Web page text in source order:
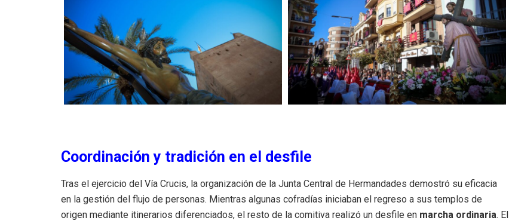
Coordinación y tradición en el desfile
Tras el ejercicio del Vía Crucis, la organización de la Junta Central de Hermandades demostró su eficacia
en la gestión del flujo de personas. Mientras algunas cofradías iniciaban el regreso a sus templos de
origen mediante itinerarios diferenciados, el resto de la comitiva realizó un desfile en marcha ordinaria. El